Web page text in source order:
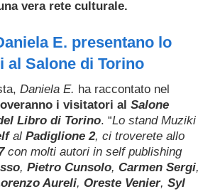
vera rete culturale.
E. presentano lo
al Salone di Torino
Daniela E. ha raccontato nel
i visitatori al Salone
Libro di Torino. “Lo stand Muziki
al Padiglione 2, ci troverete allo
con molti autori in self publishing
, Pietro Cunsolo, Carmen Sergi,
Aureli, Oreste Venier, Syl